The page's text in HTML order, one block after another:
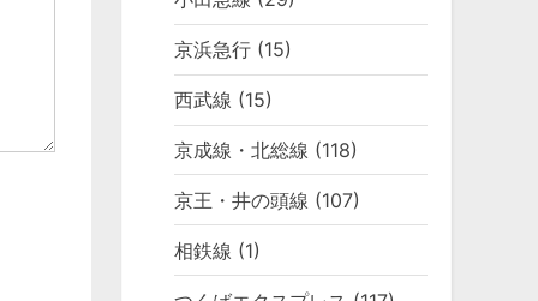
京浜急行 (15)
西武線 (15)
京成線・北総線 (118)
京王・井の頭線 (107)
相鉄線 (1)